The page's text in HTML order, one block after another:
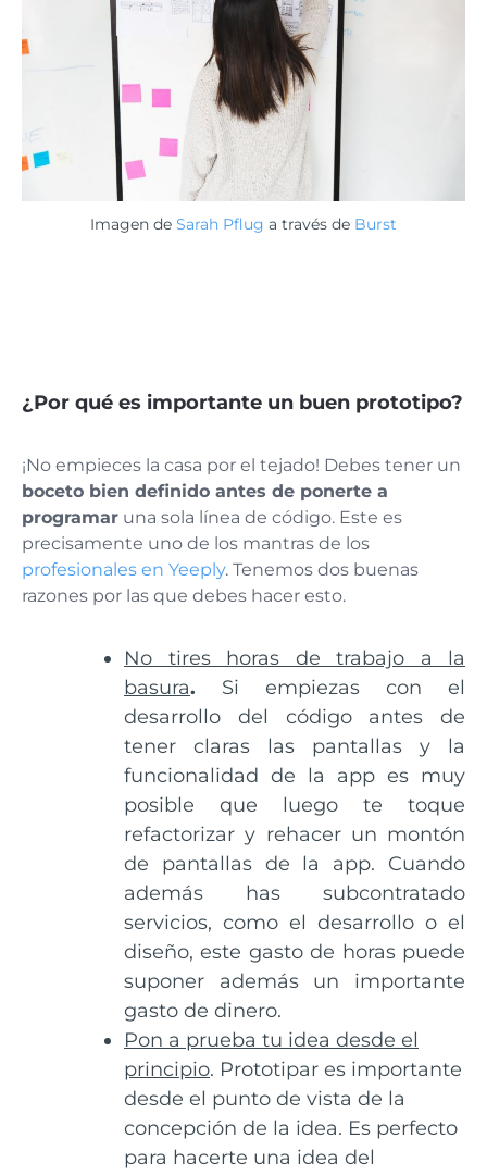
Imagen de Sarah Pflug a través de Burst
¿Por qué es importante un buen prototipo?
¡No empieces la casa por el tejado! Debes tener un
boceto bien definido antes de ponerte a
programar una sola línea de código. Este es
precisamente uno de los mantras de los
profesionales en Yeeply. Tenemos dos buenas
razones por las que debes hacer esto.
No tires horas de trabajo a la
basura. Si empiezas con el
desarrollo del código antes de
tener claras las pantallas y la
funcionalidad de la app es muy
posible que luego te toque
refactorizar y rehacer un montón
de pantallas de la app. Cuando
además has subcontratado
servicios, como el desarrollo o el
diseño, este gasto de horas puede
suponer además un importante
gasto de dinero.
Pon a prueba tu idea desde el
principio. Prototipar es importante
desde el punto de vista de la
concepción de la idea. Es perfecto
para hacerte una idea del